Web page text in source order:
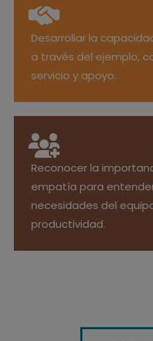
Desarrollar la
a través del ejemplo,
servicio y apoyo.
Reconocer la
empatía para
necesidades del
productividad.